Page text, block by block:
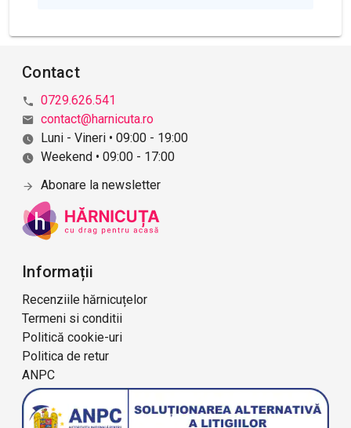
i
i
Contact
0729.626.541
contact@harnicuta.ro
Luni - Vineri • 09:00 - 19:00
Weekend • 09:00 - 17:00
Abonare la newsletter
Informații
Recenziile hărnicuțelor
Termeni si conditii
Politică cookie-uri
Politica de retur
ANPC